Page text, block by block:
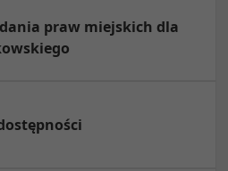
praw miejskich dla